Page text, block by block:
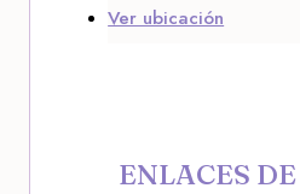
Ver ubicación
ENLACES